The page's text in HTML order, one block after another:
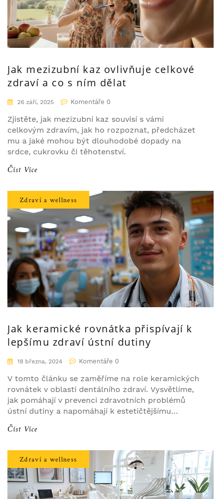
Jak mezizubní kaz ovlivňuje celkové
zdraví a co s ním dělat
26 září, 2025 Komentáře 0
Zjistěte, jak mezizubní kaz souvisí s vámi
celkovým zdravím, jak ho rozpoznat, předcházet
mu a jaké mohou být dlouhodobé dopady na
srdce, cukrovku či těhotenství.
Číst Více
Zdraví a wellness
Jak keramické rovnátka přispívají k
lepšímu zdraví ústní dutiny
18 března, 2024 Komentáře 0
V tomto článku se zaměříme na role keramických
rovnátek v oblasti dentálního zdraví. Vysvětlíme,
jak pomáhají v prevenci zdravotních problémů
ústní dutiny a napomáhají k estetičtějšímu
populární volbou mezi pacienty hledajícími
mají celkový dopad na zdraví ústí a sebevědomí
Číst Více
Zdraví a wellness